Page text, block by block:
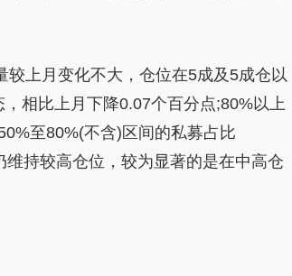
较上月变化不大，仓位在5成及5成仓以
，相比上月下降0.07个百分点;80%以上
至80%(不含)区间的私募占比
维持较高仓位，较为显著的是在中高仓